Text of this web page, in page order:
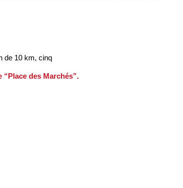
de 10 km, cinq
des Marchés”.